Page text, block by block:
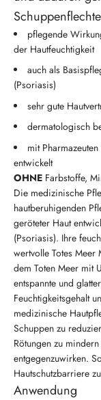
pflegende
der Hautfeuchtigkeit
auch als
(Psoriasis)
sehr gute
dermatologisch
mit
entwickelt
OHNE Farbstoffe,
Die medizinische
hautberuhigenden
geröteter Haut
(Psoriasis). Ihre
wertvolle Totes
dem Toten Meer mit
entspannte und
Feuchtigkeitsgehalt
medizinische
Schuppen zu
Rötungen zu
entgegenzuwirken.
Hautschutzbarriere
Anwendung